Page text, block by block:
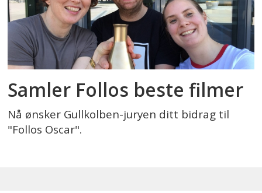
Samler Follos beste filmer
Nå ønsker Gullkolben-juryen ditt bidrag til
"Follos Oscar".